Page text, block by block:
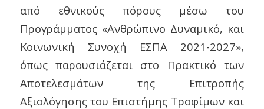
από εθνικούς πόρους μέσω του
Προγράμματος «Ανθρώπινο Δυναμικό, και
Κοινωνική Συνοχή ΕΣΠΑ 2021-2027»,
όπως παρουσιάζεται στο Πρακτικό των
Αποτελεσμάτων της Επιτροπής
Αξιολόγησης του Επιστήμης Τροφίμων και